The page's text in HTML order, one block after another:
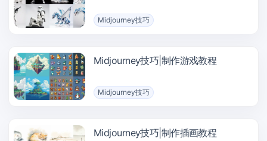
Midjourney技巧
Midjourney技巧|制作游戏教程
Midjourney技巧
Midjourney技巧|制作插画教程